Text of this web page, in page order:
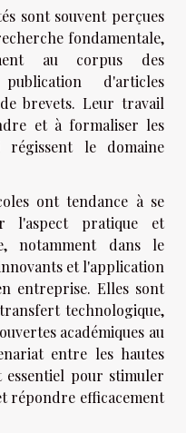
sont souvent perçues
fondamentale,
au corpus des
d'articles
brevets. Leur travail
et à formaliser les
régissent le domaine
ont tendance à se
l'aspect pratique et
notamment dans le
et l'application
entreprise. Elles sont
technologique,
académiques au
entre les hautes
essentiel pour stimuler
répondre efficacement